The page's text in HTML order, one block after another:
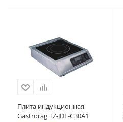
Плита индукционная
Gastrorag TZ-JDL-C30A1